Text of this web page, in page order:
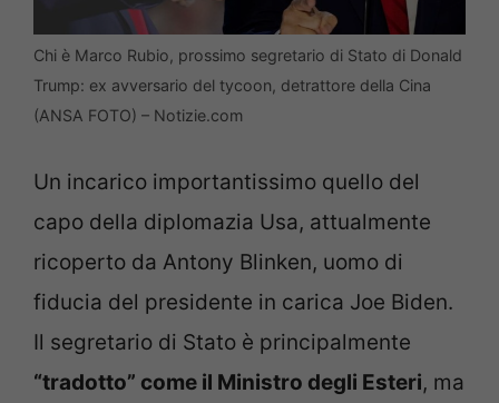
Chi è Marco Rubio, prossimo segretario di Stato di Donald
Trump: ex avversario del tycoon, detrattore della Cina
(ANSA FOTO) – Notizie.com
Un incarico importantissimo quello del
capo della diplomazia Usa, attualmente
ricoperto da Antony Blinken, uomo di
fiducia del presidente in carica Joe Biden.
Il segretario di Stato è principalmente
“tradotto” come il Ministro degli Esteri, ma